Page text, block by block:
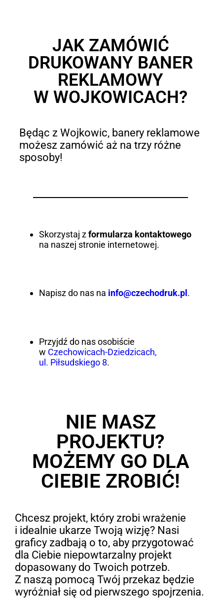
JAK ZAMÓWIĆ
DRUKOWANY BANER
REKLAMOWY
W WOJKOWICACH?
Będąc z Wojkowic, banery reklamowe
możesz zamówić aż na trzy różne
sposoby!
Skorzystaj zformularza kontaktowego
na naszej stronie internetowej.
Napisz do nas na info@czechodruk.pl .
Przyjdź do nas osobiście
w Czechowicach-Dziedzicach,
ul. Piłsudskiego 8.
NIE MASZ
PROJEKTU?
MOŻEMY GO DLA
CIEBIE ZROBIĆ!
Chcesz projekt, który zrobi wrażenie
i idealnie ukarze Twoją wizję? Nasi
graficy zadbają o to, aby przygotować
dla Ciebie niepowtarzalny projekt
dopasowany do Twoich potrzeb.
Z naszą pomocą Twój przekaz będzie
wyróżniał się od pierwszego spojrzenia.